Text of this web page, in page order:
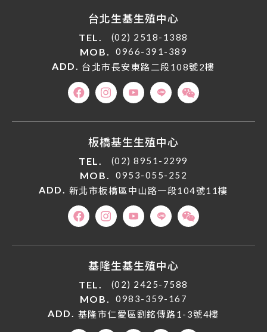
台北生基生殖中心
TEL. (02) 2518-1388
MOB. 0966-391-389
ADD. 台北市長安東路二段108號2樓
板橋基生生殖中心
TEL. (02) 8951-2299
MOB. 0953-055-252
ADD. 新北市板橋區中山路一段104號11樓
基隆生基生殖中心
TEL. (02) 2425-7588
MOB. 0983-359-167
ADD. 基隆市仁愛區劉銘傳路1-3號4樓